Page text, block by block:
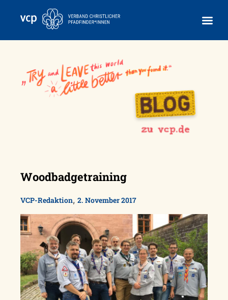
Woodbadgetraining
VCP-Redaktion, 2. November 2017